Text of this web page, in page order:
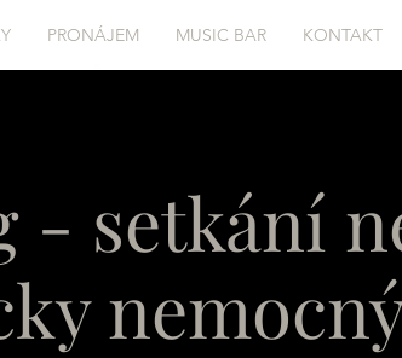
PRONÁJEM MUSIC BAR KONTAKT
- setkání